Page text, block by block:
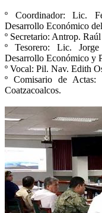
º Coordinador: Lic.
Desarrollo Económico
º Secretario: Antrop.
º Tesorero: Lic.
Desarrollo Económico y
º Vocal: Pil. Nav. Edith
º Comisario de
Coatzacoalcos.